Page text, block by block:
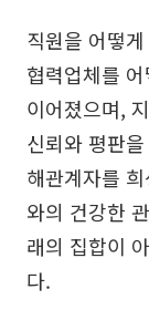
직원을 어떻
협력업체를
이어졌으며,
신뢰와 평판
해관계자를
와의 건강한
래의 집합이
다.